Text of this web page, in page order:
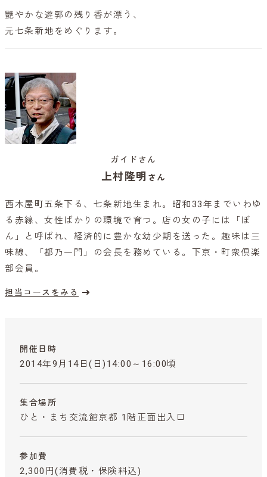
艶やかな遊郭の残り香が漂う、
元七条新地をめぐります。
ガイドさん
上村隆明 さん
西木屋町五条下る、七条新地生まれ。昭和33年までいわゆ
る赤線、女性ばかりの環境で育つ。店の女の子には「ぼ
ん」と呼ばれ、経済的に豊かな幼少期を送った。趣味は三
味線、「都乃一門」の会長を務めている。下京・町衆倶楽
部会員。
担当コースをみる
開催日時
2014年9月14日(日)14:00～16:00頃
集合場所
ひと・まち交流館京都 1階正面出入口
参加費
2,300円 (消費税・保険料込)